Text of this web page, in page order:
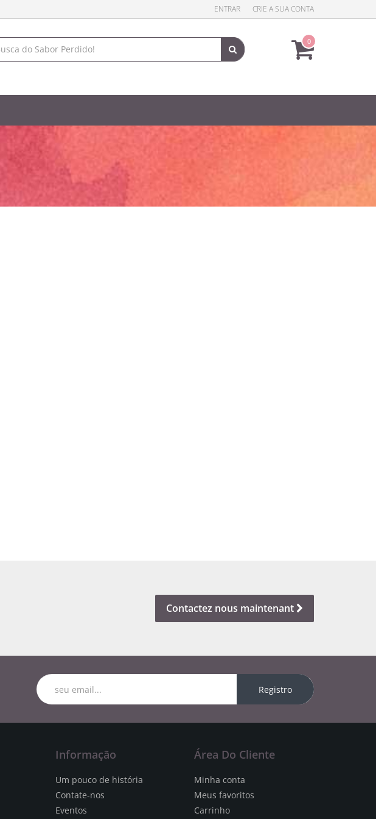
ENTRAR CRIE A SUA CONTA
0
Contactez nous maintenant
Registro
Informação
Um pouco de história
Contate-nos
Eventos
Área Do Cliente
Minha conta
Meus favoritos
Carrinho